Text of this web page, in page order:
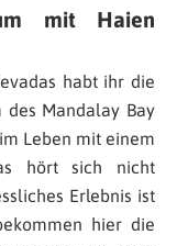
mit Haien
habt ihr die
des Mandalay Bay
Leben mit einem
hört sich nicht
Erlebnis ist
hier die